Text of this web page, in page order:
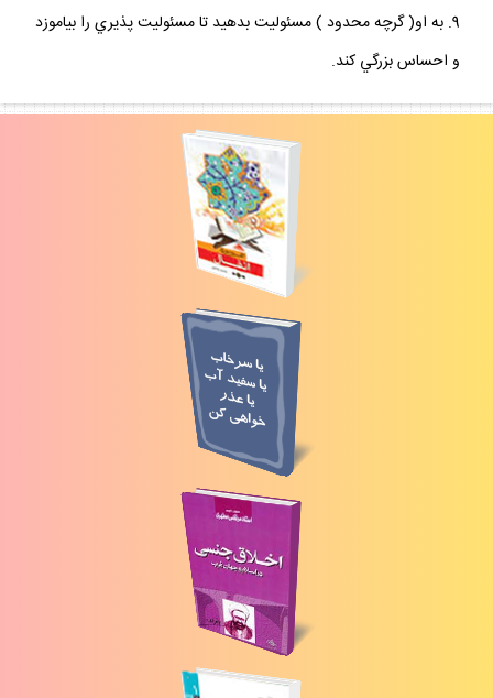
9. به او( گرچه محدود ) مسئوليت بدهيد تا مسئوليت پذيري را بياموزد
و احساس بزرگي کند.